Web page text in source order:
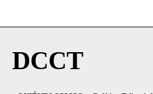
DCCT